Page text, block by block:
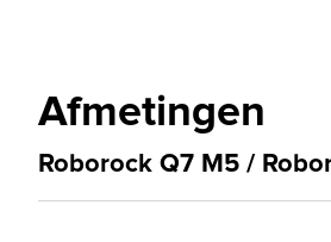
Afmetingen
Roborock Q7 M5 /